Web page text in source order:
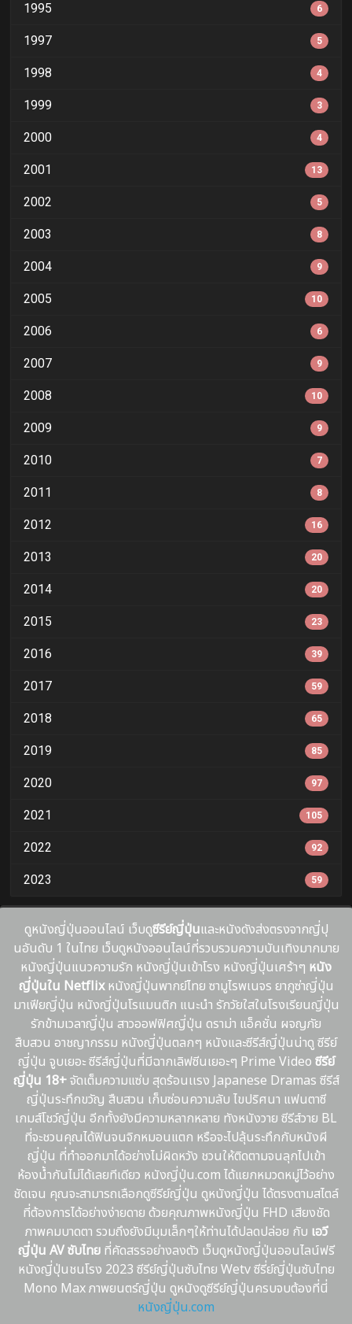
1995 6
1997 5
1998 4
1999 3
2000 4
2001 13
2002 5
2003 8
2004 9
2005 10
2006 6
2007 9
2008 10
2009 9
2010 7
2011 8
2012 16
2013 20
2014 20
2015 23
2016 39
2017 59
2018 65
2019 85
2020 97
2021 105
2022 92
2023 59
ดูหนังญี่ปุ่นออนไลน์ เว็บดูซีรีย์ญี่ปุ่นและหนังดังส่งตรงจากญี่ปุ
นอันดับ 1 ในไทย เว็บดูหนังออนไลน์ที่รวบรวมความบันเทิงมากมาย
หนังญี่ปุ่นแนวความรัก หนังญี่ปุ่นเข้าโรง หนังญี่ปุ่นเศร้าๆ หนัง
ญี่ปุ่นใน Netflixหนังญี่ปุ่นพากย์ไทย ซามูไรพเนจร ยากูซ่าญี่ปุ่น
มาเฟียญี่ปุ่น หนังญี่ปุ่นโรแมนติก แนะนํา รักวัยใสในโรงเรียนญี่ปุ่น
รักข้ามเวลาญี่ปุ่น สาวออฟฟิศญี่ปุ่น ดราม่า แอ็คชั่น ผจญภัย
สืบสวน อาชญากรรม หนังญี่ปุ่นตลกๆ หนังและซีรีส์ญี่ปุ่นน่าดู ซีรีย์
ญี่ปุ่น จูบเยอะ ซีรีส์ญี่ปุ่นที่มีฉากเลิฟซีนเยอะๆ Prime Video ซีรีย์
ญี่ปุ่น 18+จัดเต็มความแซ่บ สุดร้อนเเรง Japanese Dramas ซีรีส์
ญี่ปุ่นระทึกขวัญ สืบสวน เก็บซ่อนความลับ ไขปริศนา แฟนตาซี
เกมส์โชว์ญี่ปุ่น อีกทั้งยังมีความหลากหลาย ทังหนังวาย ซีรีส์วาย BL
ที่จะชวนคุณได้ฟินจนจิกหมอนแตก หรือจะไปลุ้นระทึกกับหนังผี
ญี่ปุ่น ที่ทำออกมาได้อย่างไม่ผิดหวัง ชวนให้ติดตามจนลุกไปเข้า
ห้องน้ำกันไม่ได้เลยทีเดียว หนังญี่ปุ่น.com ได้แยกหมวดหมู่ไว้อย่าง
ชัดเจน คุณจะสามารถเลือกดูซีรีย์ญี่ปุ่น ดูหนังญี่ปุ่น ได้ตรงตามสไตล์
ที่ต้องการได้อย่างง่ายดาย ด้วยคุณภาพหนังญี่ปุ่น FHD เสียงชัด
ภาพคมบาดตา รวมถึงยังมีมุมเล็กๆให้ท่านได้ปลดปล่อย กับ เอวี
ญี่ปุ่น AV ซับไทยที่คัดสรรอย่างลงตัว เว็บดูหนังญี่ปุ่นออนไลน์ฟรี
หนังญี่ปุ่นชนโรง 2023 ซีรีย์ญี่ปุ่นซับไทย Wetv ซีรี่ย์ญี่ปุ่นซับไทย
Mono Max ภาพยนตร์ญี่ปุ่น ดูหนังดูซีรีย์ญี่ปุ่นครบจบต้องที่นี่
หนังญี่ปุ่น.com